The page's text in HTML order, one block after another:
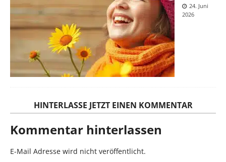
24. Juni
2026
HINTERLASSE JETZT EINEN KOMMENTAR
Kommentar hinterlassen
E-Mail Adresse wird nicht veröffentlicht.